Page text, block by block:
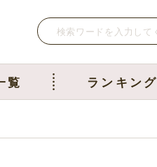
覧 ランキング